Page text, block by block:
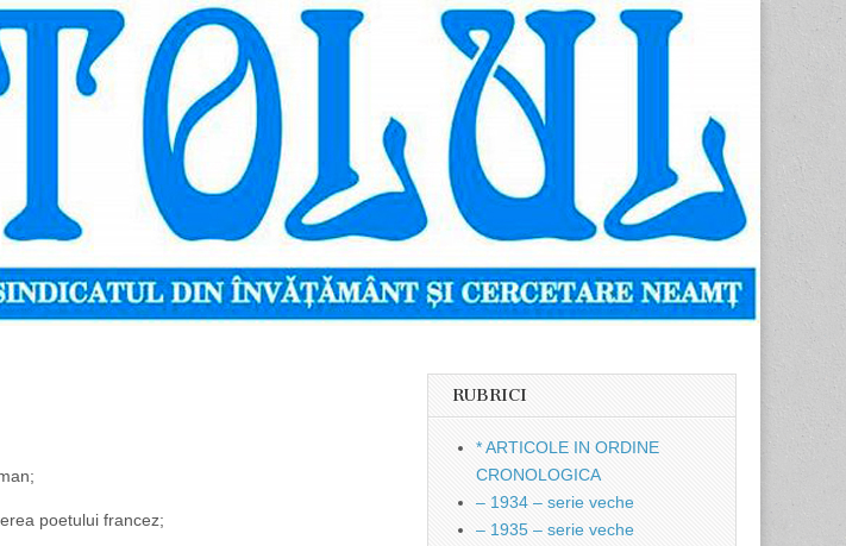
poetului francez;
RUBRICI
* ARTICOLE IN ORDINE
CRONOLOGICA
– 1934 – serie veche
– 1935 – serie veche